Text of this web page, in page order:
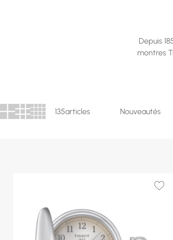
Depuis
montres
135articles Nouveautés